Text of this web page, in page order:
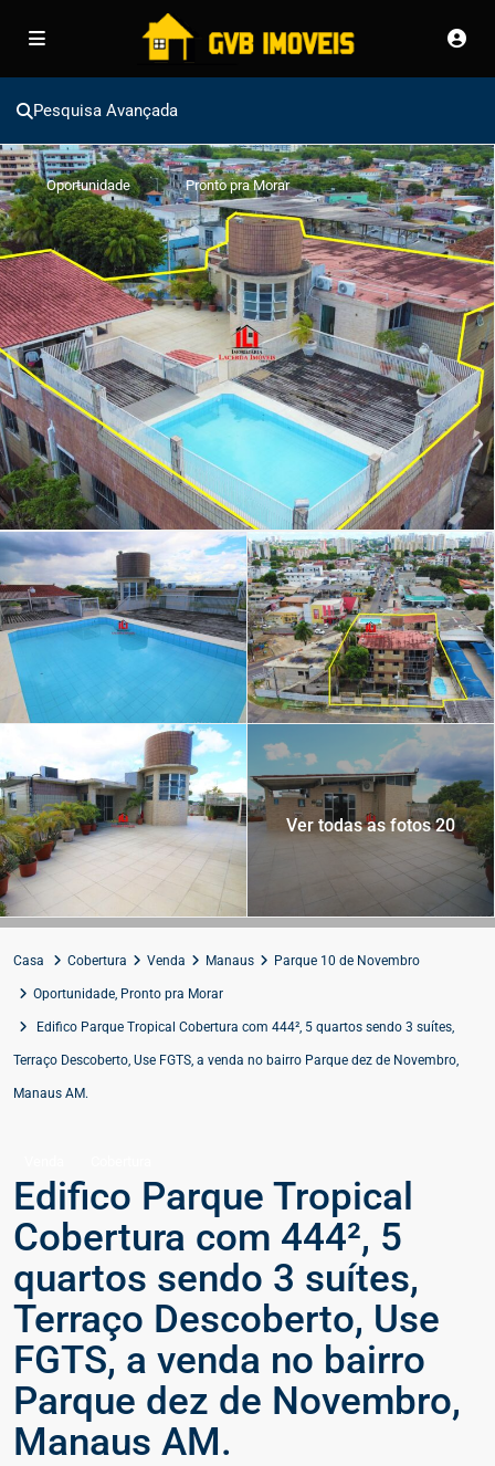
Pesquisa Avançada
Oportunidade Pronto pra Morar
Ver todas as fotos 20
Casa Cobertura Venda Manaus Parque 10 de Novembro
Oportunidade, Pronto pra Morar
Edifico Parque Tropical Cobertura com 444², 5 quartos sendo 3 suítes,
Terraço Descoberto, Use FGTS, a venda no bairro Parque dez de Novembro,
Manaus AM.
Edifico Parque Tropical
Cobertura com 444², 5
quartos sendo 3 suítes,
Terraço Descoberto, Use
FGTS, a venda no bairro
Parque dez de Novembro,
Manaus AM.